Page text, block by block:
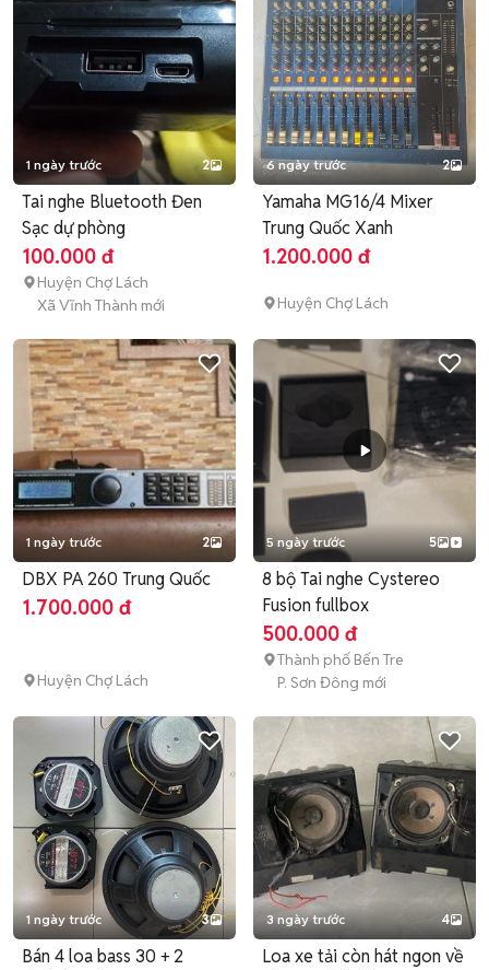
1 ngày trước 2
Tai nghe Bluetooth Đen
Sạc dự phòng
100.000 đ
Huyện Chợ Lách
Xã Vĩnh Thành mới
6 ngày trước 2
Yamaha MG16/4 Mixer
Trung Quốc Xanh
1.200.000 đ
Huyện Chợ Lách
1 ngày trước 2
DBX PA 260 Trung Quốc
1.700.000 đ
Huyện Chợ Lách
5 ngày trước 5
8 bộ Tai nghe Cystereo
Fusion fullbox
500.000 đ
Thành phố Bến Tre
P. Sơn Đông mới
1 ngày trước 3
Bán 4 loa bass 30 + 2
3 ngày trước 4
Loa xe tải còn hát ngon về